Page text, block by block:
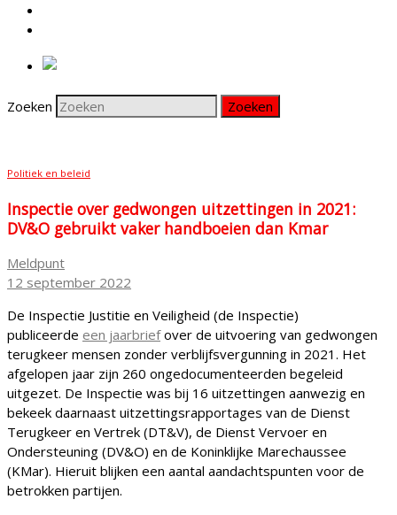
Zoeken
Politiek en beleid
Inspectie over gedwongen uitzettingen in 2021:
DV&O gebruikt vaker handboeien dan Kmar
Meldpunt
12 september 2022
De Inspectie Justitie en Veiligheid (de Inspectie)
publiceerde een jaarbriefover de uitvoering van gedwongen
terugkeer mensen zonder verblijfsvergunning in 2021. Het
afgelopen jaar zijn 260 ongedocumenteerden begeleid
uitgezet. De Inspectie was bij 16 uitzettingen aanwezig en
bekeek daarnaast uitzettingsrapportages van de Dienst
Terugkeer en Vertrek (DT&V), de Dienst Vervoer en
Ondersteuning (DV&O) en de Koninklijke Marechaussee
(KMar). Hieruit blijken een aantal aandachtspunten voor de
betrokken partijen.